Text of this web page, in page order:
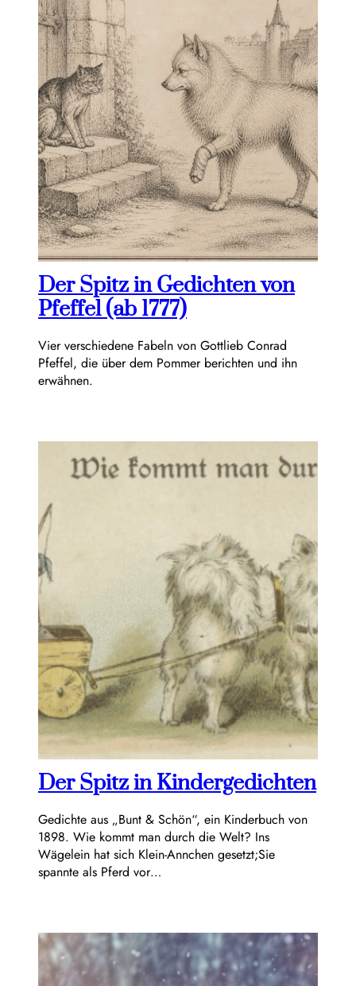
Der Spitz in Gedichten von
Pfeffel (ab 1777)
Vier verschiedene Fabeln von Gottlieb Conrad
Pfeffel, die über dem Pommer berichten und ihn
erwähnen.
Der Spitz in Kindergedichten
Gedichte aus „Bunt & Schön“, ein Kinderbuch von
1898. Wie kommt man durch die Welt? Ins
Wägelein hat sich Klein-Annchen gesetzt;Sie
spannte als Pferd vor…